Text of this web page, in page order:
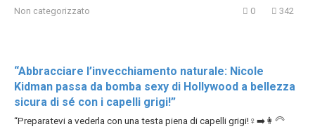
Non categorizzato 0 342
“Abbracciare l’invecchiamento naturale: Nicole
Kidman passa da bomba sexy di Hollywood a bellezza
sicura di sé con i capelli grigi!”
“Preparatevi a vederla con una testa piena di capelli grigi!‍♀️➡️👩‍🦳